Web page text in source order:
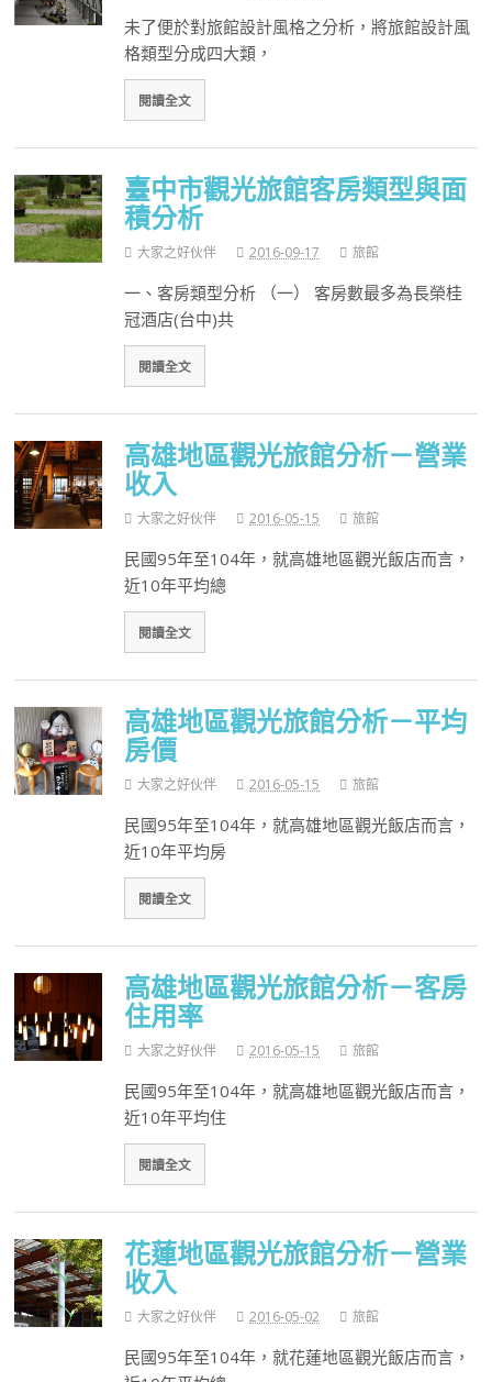
未了便於對旅館設計風格之分析，將旅館設計風
格類型分成四大類，
閱讀全文
臺中市觀光旅館客房類型與面
積分析
大家之好伙伴 2016-09-17 旅館
一、客房類型分析 （一） 客房數最多為長榮桂
冠酒店(台中)共
閱讀全文
高雄地區觀光旅館分析－營業
收入
大家之好伙伴 2016-05-15 旅館
民國95年至104年，就高雄地區觀光飯店而言，
近10年平均總
閱讀全文
高雄地區觀光旅館分析－平均
房價
大家之好伙伴 2016-05-15 旅館
民國95年至104年，就高雄地區觀光飯店而言，
近10年平均房
閱讀全文
高雄地區觀光旅館分析－客房
住用率
大家之好伙伴 2016-05-15 旅館
民國95年至104年，就高雄地區觀光飯店而言，
近10年平均住
閱讀全文
花蓮地區觀光旅館分析－營業
收入
大家之好伙伴 2016-05-02 旅館
民國95年至104年，就花蓮地區觀光飯店而言，